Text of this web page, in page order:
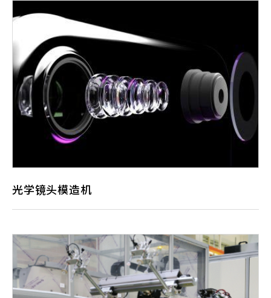
盟立高精密涂布贴合系统缘自盟立自主研发
团队，系统涵盖精密涂布、高精度移动平台
(可选购气浮技术)、自动化的影像对位系统、
高精度真空贴合及控制系统。可应用于不同
尺寸的基板及不同类型的浆料。能整合上下
连接客户CIM系统，达到整线智能化、自动
化功能。
光学镜头模造机
因应近年来车载玻璃、高阶手机镜头/车用镜